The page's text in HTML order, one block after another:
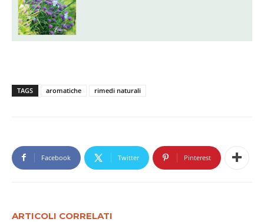
TAGS aromatiche rimedi naturali
Facebook Twitter Pinterest
ARTICOLI CORRELATI